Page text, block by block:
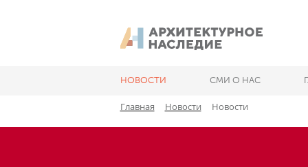
НОВОСТИ СМИ О НАС
Главная Новости Новости